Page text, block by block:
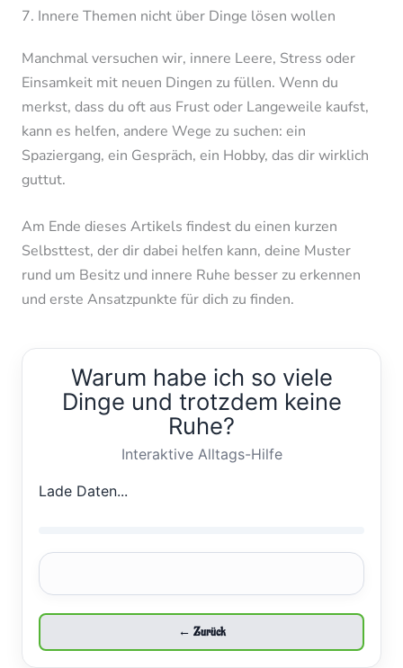
7. Innere Themen nicht über Dinge lösen wollen
Manchmal versuchen wir, innere Leere, Stress oder
Einsamkeit mit neuen Dingen zu füllen. Wenn du
merkst, dass du oft aus Frust oder Langeweile kaufst,
kann es helfen, andere Wege zu suchen: ein
Spaziergang, ein Gespräch, ein Hobby, das dir wirklich
guttut.
Am Ende dieses Artikels findest du einen kurzen
Selbsttest, der dir dabei helfen kann, deine Muster
rund um Besitz und innere Ruhe besser zu erkennen
und erste Ansatzpunkte für dich zu finden.
Warum habe ich so viele
Dinge und trotzdem keine
Ruhe?
Interaktive Alltags-Hilfe
Lade Daten...
← Zurück